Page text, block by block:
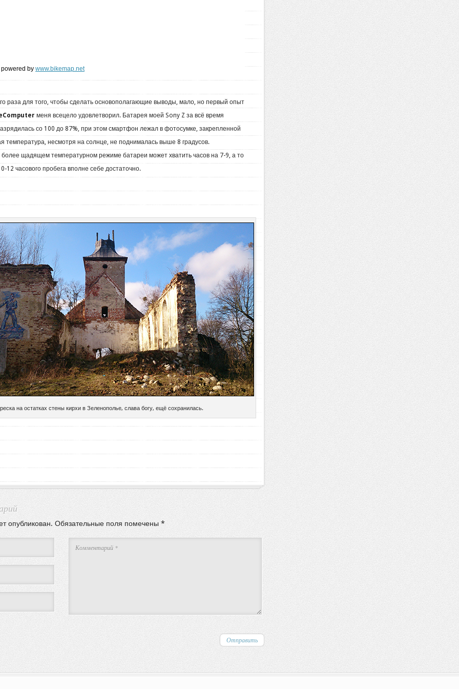
by www.bikemap.net
раза для того, чтобы сделать основополагающие выводы, мало, но первый опыт
меня всецело удовлетворил. Батарея моей Sony Z за всё время
со 100 до 87%, при этом смартфон лежал в фотосумке, закрепленной
температура, несмотря на солнце, не поднималась выше 8 градусов.
более щадящем температурном режиме батареи может хватить часов на 7-9, а то
12 часового пробега вполне себе достаточно.
на остатках стены кирхи в Зеленополье, слава богу, ещё сохранилась.
опубликован. Обязательные поля помечены *